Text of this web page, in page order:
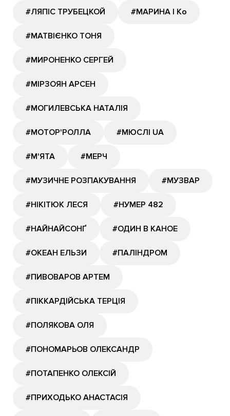
#ЛЯПІС ТРУБЕЦКОЙ #МАРИНА І Ко
#МАТВІЄНКО ТОНЯ
#МИРОНЕНКО СЕРГЕЙ
#МІРЗОЯН АРСЕН
#МОГИЛЕВСЬКА НАТАЛІЯ
#МОТОР'РОЛЛА #МЮСЛІ UA
#М'ЯТА #МЕРЧ
#МУЗИЧНЕ РОЗПАКУВАННЯ #МУЗВАР
#НІКІТЮК ЛЕСЯ #НУМЕР 482
#НАЙНАЙСОНҐ #ОДИН В КАНОЕ
#ОКЕАН ЕЛЬЗИ #ПАЛІНДРОМ
#ПИВОВАРОВ АРТЕМ
#ПІККАРДІЙСЬКА ТЕРЦІЯ
#ПОЛЯКОВА ОЛЯ
#ПОНОМАРЬОВ ОЛЕКСАНДР
#ПОТАПЕНКО ОЛЕКСІЙ
#ПРИХОДЬКО АНАСТАСІЯ